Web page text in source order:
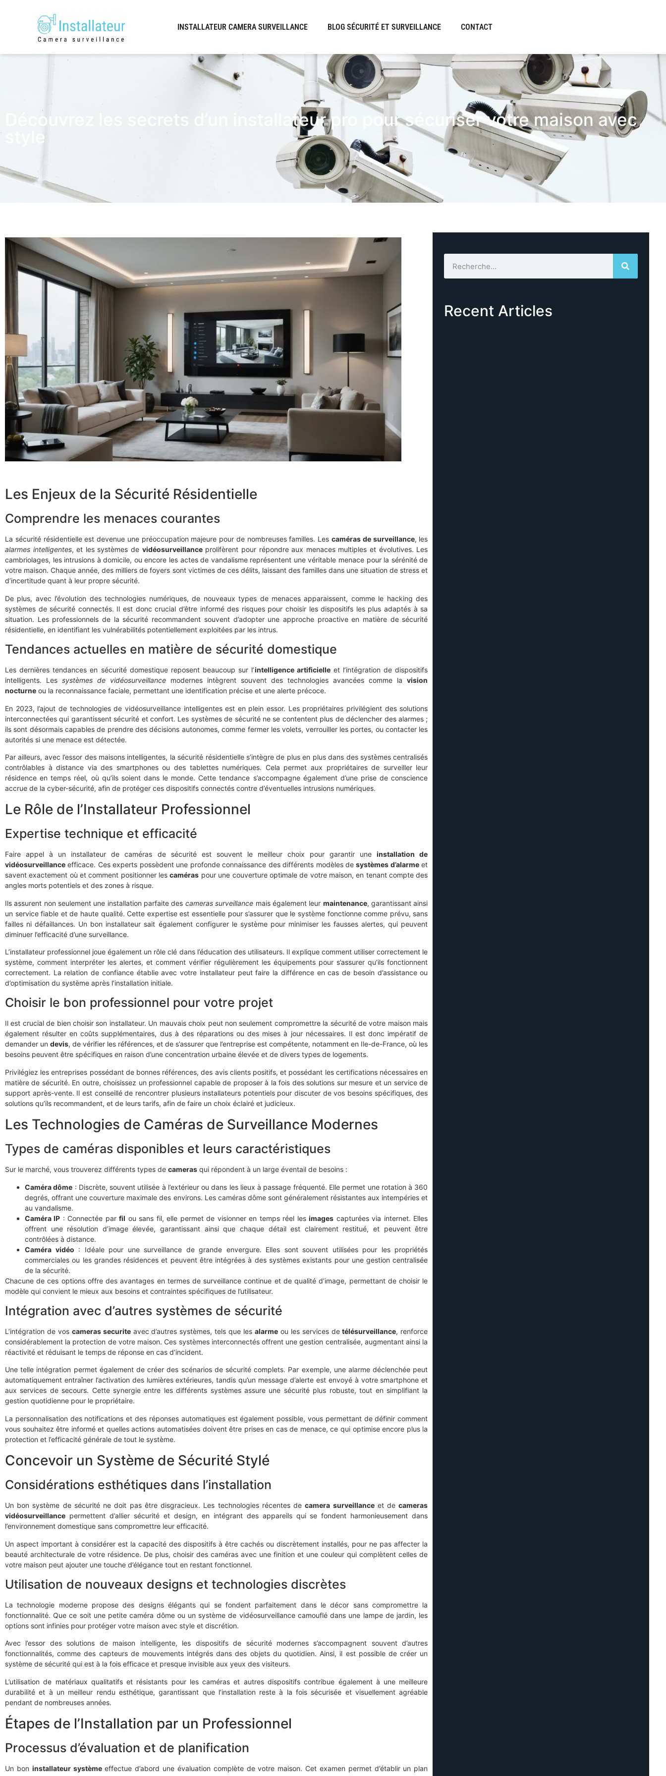
INSTALLATEUR CAMERA SURVEILLANCE BLOG SÉCURITÉ ET SURVEILLANCE CONTACT
Découvrez les secrets d’un installateur pro pour sécuriser votre maison avec
style
Les Enjeux de la Sécurité Résidentielle
Comprendre les menaces courantes
La sécurité résidentielle est devenue une préoccupation majeure pour de nombreuses familles. Lescaméras de surveillance, les
alarmes intelligentes, et les systèmes de vidéosurveillanceprolifèrent pour répondre aux menaces multiples et évolutives. Les
cambriolages, les intrusions à domicile, ou encore les actes de vandalisme représentent une véritable menace pour la sérénité de
votre maison. Chaque année, des milliers de foyers sont victimes de ces délits, laissant des familles dans une situation de stress et
d’incertitude quant à leur propre sécurité.
De plus, avec l’évolution des technologies numériques, de nouveaux types de menaces apparaissent, comme le hacking des
systèmes de sécurité connectés. Il est donc crucial d’être informé des risques pour choisir les dispositifs les plus adaptés à sa
situation. Les professionnels de la sécurité recommandent souvent d’adopter une approche proactive en matière de sécurité
résidentielle, en identifiant les vulnérabilités potentiellement exploitées par les intrus.
Tendances actuelles en matière de sécurité domestique
Les dernières tendances en sécurité domestique reposent beaucoup sur l’intelligence artificielleet l’intégration de dispositifs
intelligents. Lessystèmes de vidéosurveillance modernes intègrent souvent des technologies avancées comme lavision
nocturne ou la reconnaissance faciale, permettant une identification précise et une alerte précoce.
En 2023, l’ajout de technologies de vidéosurveillance intelligentes est en plein essor. Les propriétaires privilégient des solutions
interconnectées qui garantissent sécurité et confort. Les systèmes de sécurité ne se contentent plus de déclencher des alarmes ;
ils sont désormais capables de prendre des décisions autonomes, comme fermer les volets, verrouiller les portes, ou contacter les
autorités si une menace est détectée.
Par ailleurs, avec l’essor des maisons intelligentes, la sécurité résidentielle s’intègre de plus en plus dans des systèmes centralisés
contrôlables à distance via des smartphones ou des tablettes numériques. Cela permet aux propriétaires de surveiller leur
résidence en temps réel, où qu’ils soient dans le monde. Cette tendance s’accompagne également d’une prise de conscience
accrue de la cyber-sécurité, afin de protéger ces dispositifs connectés contre d’éventuelles intrusions numériques.
Le Rôle de l’Installateur Professionnel
Expertise technique et efficacité
Faire appel à un installateur de caméras de sécurité est souvent le meilleur choix pour garantir uneinstallation de
vidéosurveillance efficace. Ces experts possèdent une profonde connaissance des différents modèles desystèmes d’alarmeet
savent exactement où et comment positionner lescaméras pour une couverture optimale de votre maison, en tenant compte des
angles morts potentiels et des zones à risque.
Ils assurent non seulement une installation parfaite des cameras surveillance mais également leur maintenance, garantissant ainsi
un service fiable et de haute qualité. Cette expertise est essentielle pour s’assurer que le système fonctionne comme prévu, sans
failles ni défaillances. Un bon installateur sait également configurer le système pour minimiser les fausses alertes, qui peuvent
diminuer l’efficacité d’une surveillance.
L’installateur professionnel joue également un rôle clé dans l’éducation des utilisateurs. Il explique comment utiliser correctement le
système, comment interpréter les alertes, et comment vérifier régulièrement les équipements pour s’assurer qu’ils fonctionnent
correctement. La relation de confiance établie avec votre installateur peut faire la différence en cas de besoin d’assistance ou
d’optimisation du système après l’installation initiale.
Choisir le bon professionnel pour votre projet
Il est crucial de bien choisir son installateur. Un mauvais choix peut non seulement compromettre la sécurité de votre maison mais
également résulter en coûts supplémentaires, dus à des réparations ou des mises à jour nécessaires. Il est donc impératif de
demander undevis, de vérifier les références, et de s’assurer que l’entreprise est compétente, notamment en Ile-de-France, où les
besoins peuvent être spécifiques en raison d’une concentration urbaine élevée et de divers types de logements.
Privilégiez les entreprises possédant de bonnes références, des avis clients positifs, et possédant les certifications nécessaires en
matière de sécurité. En outre, choisissez un professionnel capable de proposer à la fois des solutions sur mesure et un service de
support après-vente. Il est conseillé de rencontrer plusieurs installateurs potentiels pour discuter de vos besoins spécifiques, des
solutions qu’ils recommandent, et de leurs tarifs, afin de faire un choix éclairé et judicieux.
Les Technologies de Caméras de Surveillance Modernes
Types de caméras disponibles et leurs caractéristiques
Sur le marché, vous trouverez différents types de cameras qui répondent à un large éventail de besoins :
Caméra dôme : Discrète, souvent utilisée à l’extérieur ou dans les lieux à passage fréquenté. Elle permet une rotation à 360
degrés, offrant une couverture maximale des environs. Les caméras dôme sont généralement résistantes aux intempéries et
au vandalisme.
Caméra IP : Connectée parfil ou sans fil, elle permet de visionner en temps réel lesimages capturées via internet. Elles
offrent une résolution d’image élevée, garantissant ainsi que chaque détail est clairement restitué, et peuvent être
contrôlées à distance.
Caméra vidéo : Idéale pour une surveillance de grande envergure. Elles sont souvent utilisées pour les propriétés
commerciales ou les grandes résidences et peuvent être intégrées à des systèmes existants pour une gestion centralisée
de la sécurité.
Chacune de ces options offre des avantages en termes de surveillance continue et de qualité d’image, permettant de choisir le
modèle qui convient le mieux aux besoins et contraintes spécifiques de l’utilisateur.
Intégration avec d’autres systèmes de sécurité
L’intégration de vos cameras securiteavec d’autres systèmes, tels que les alarmeou les services detélésurveillance, renforce
considérablement la protection de votre maison. Ces systèmes interconnectés offrent une gestion centralisée, augmentant ainsi la
réactivité et réduisant le temps de réponse en cas d’incident.
Une telle intégration permet également de créer des scénarios de sécurité complets. Par exemple, une alarme déclenchée peut
automatiquement entraîner l’activation des lumières extérieures, tandis qu’un message d’alerte est envoyé à votre smartphone et
aux services de secours. Cette synergie entre les différents systèmes assure une sécurité plus robuste, tout en simplifiant la
gestion quotidienne pour le propriétaire.
La personnalisation des notifications et des réponses automatiques est également possible, vous permettant de définir comment
vous souhaitez être informé et quelles actions automatisées doivent être prises en cas de menace, ce qui optimise encore plus la
protection et l’efficacité générale de tout le système.
Concevoir un Système de Sécurité Stylé
Considérations esthétiques dans l’installation
Un bon système de sécurité ne doit pas être disgracieux. Les technologies récentes decamera surveillanceet decameras
vidéosurveillance permettent d’allier sécurité et design, en intégrant des appareils qui se fondent harmonieusement dans
l’environnement domestique sans compromettre leur efficacité.
Un aspect important à considérer est la capacité des dispositifs à être cachés ou discrètement installés, pour ne pas affecter la
beauté architecturale de votre résidence. De plus, choisir des caméras avec une finition et une couleur qui complètent celles de
votre maison peut ajouter une touche d’élégance tout en restant fonctionnel.
Utilisation de nouveaux designs et technologies discrètes
La technologie moderne propose des designs élégants qui se fondent parfaitement dans le décor sans compromettre la
fonctionnalité. Que ce soit une petite caméra dôme ou un système de vidéosurveillance camouflé dans une lampe de jardin, les
options sont infinies pour protéger votre maison avec style et discrétion.
Avec l’essor des solutions de maison intelligente, les dispositifs de sécurité modernes s’accompagnent souvent d’autres
fonctionnalités, comme des capteurs de mouvements intégrés dans des objets du quotidien. Ainsi, il est possible de créer un
système de sécurité qui est à la fois efficace et presque invisible aux yeux des visiteurs.
L’utilisation de matériaux qualitatifs et résistants pour les caméras et autres dispositifs contribue également à une meilleure
durabilité et à un meilleur rendu esthétique, garantissant que l’installation reste à la fois sécurisée et visuellement agréable
pendant de nombreuses années.
Étapes de l’Installation par un Professionnel
Processus d’évaluation et de planification
Un bon installateur systèmeeffectue d’abord une évaluation complète de votre maison. Cet examen permet d’établir un plan
Recent Articles